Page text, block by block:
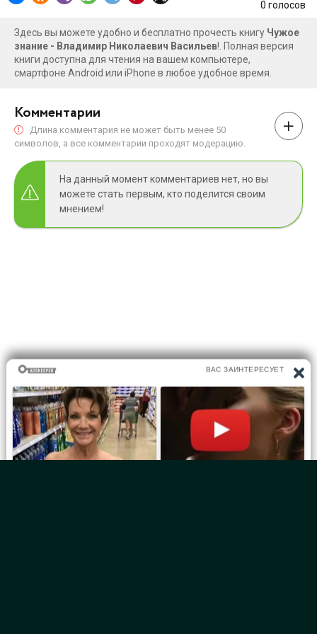
0 голосов
Здесь вы можете удобно и бесплатно прочесть книгу Чужое
знание - Владимир Николаевич Васильев!. Полная версия
книги доступна для чтения на вашем компьютере,
смартфоне Android или iPhone в любое удобное время.
Комментарии
Длина комментария не может быть менее 50
символов, а все комментарии проходят модерацию.
На данный момент комментариев нет, но вы
можете стать первым, кто поделится своим
мнением!